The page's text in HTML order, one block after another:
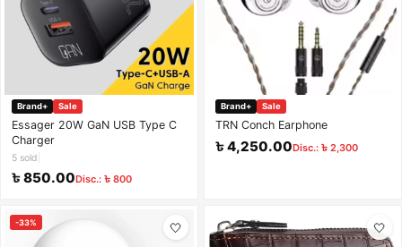
Brand+ Sale
Essager 20W GaN USB Type C
Charger
5 sold
৳ 850.00Disc.: ৳ 800
Brand+ Sale
TRN Conch Earphone
৳ 4,250.00Disc.: ৳ 2,300
-33% 🤍 🤍